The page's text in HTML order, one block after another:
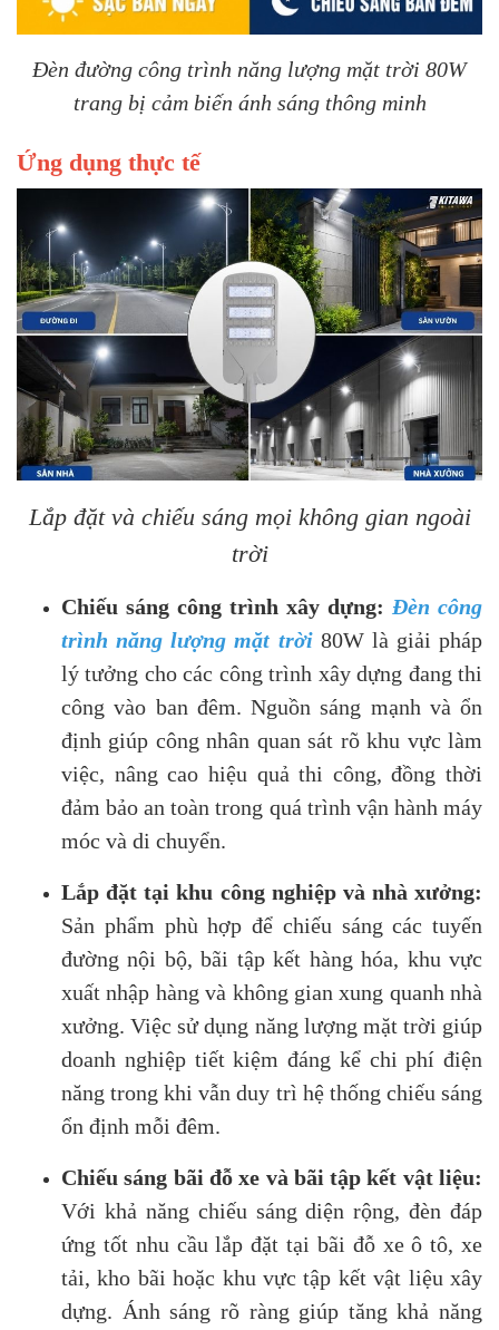
Đèn đường công trình năng lượng mặt trời 80W
trang bị cảm biến ánh sáng thông minh
Ứng dụng thực tế
Lắp đặt và chiếu sáng mọi không gian ngoài
trời
Chiếu sáng công trình xây dựng: Đèn công
trình năng lượng mặt trời80W là giải pháp
lý tưởng cho các công trình xây dựng đang thi
công vào ban đêm. Nguồn sáng mạnh và ổn
định giúp công nhân quan sát rõ khu vực làm
việc, nâng cao hiệu quả thi công, đồng thời
đảm bảo an toàn trong quá trình vận hành máy
móc và di chuyển.
Lắp đặt tại khu công nghiệp và nhà xưởng:
Sản phẩm phù hợp để chiếu sáng các tuyến
đường nội bộ, bãi tập kết hàng hóa, khu vực
xuất nhập hàng và không gian xung quanh nhà
xưởng. Việc sử dụng năng lượng mặt trời giúp
doanh nghiệp tiết kiệm đáng kể chi phí điện
năng trong khi vẫn duy trì hệ thống chiếu sáng
ổn định mỗi đêm.
Chiếu sáng bãi đỗ xe và bãi tập kết vật liệu:
Với khả năng chiếu sáng diện rộng, đèn đáp
ứng tốt nhu cầu lắp đặt tại bãi đỗ xe ô tô, xe
tải, kho bãi hoặc khu vực tập kết vật liệu xây
dựng. Ánh sáng rõ ràng giúp tăng khả năng